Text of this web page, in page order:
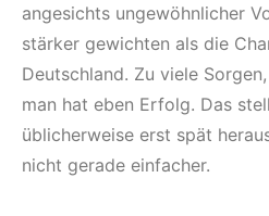
angesichts ungewöhnlicher
stärker gewichten als die
Deutschland. Zu viele
man hat eben Erfolg. Das
üblicherweise erst spät
nicht gerade einfacher.